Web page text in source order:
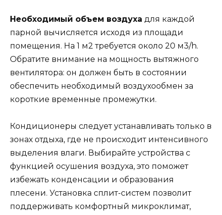
Необходимый объем воздуха для каждой
парной вычисляется исходя из площади
помещения. На 1 м2 требуется около 20 м3/h.
Обратите внимание на мощность вытяжного
вентилятора: он должен быть в состоянии
обеспечить необходимый воздухообмен за
короткие временные промежутки.
Кондиционеры следует устанавливать только в
зонах отдыха, где не происходит интенсивного
выделения влаги. Выбирайте устройства с
функцией осушения воздуха, это поможет
избежать конденсации и образования
плесени. Установка сплит-систем позволит
поддерживать комфортный микроклимат,